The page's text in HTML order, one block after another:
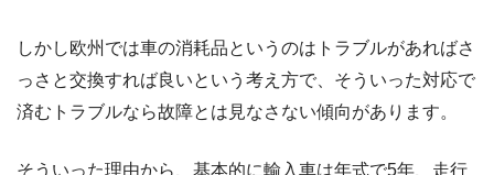
しかし欧州では車の消耗品というのはトラブルがあればさ
っさと交換すれば良いという考え方で、そういった対応で
済むトラブルなら故障とは見なさない傾向があります。
そういった理由から、基本的に輸入車は年式で5年、走行